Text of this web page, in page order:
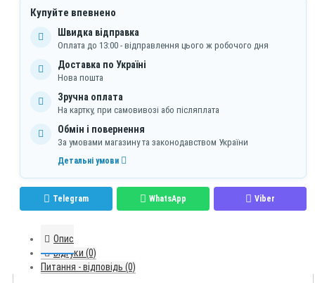
Купуйте впевнено
Швидка відправка
Оплата до 13:00 - відправлення цього ж робочого дня
Доставка по Україні
Нова пошта
Зручна оплата
На картку, при самовивозі або післяплата
Обмін і повернення
За умовами магазину та законодавством України
Детальні умови
Telegram WhatsApp Viber
Опис
Відгуки (0)
Питання - відповідь (0)